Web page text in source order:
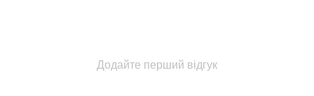
Додайте перший відгук